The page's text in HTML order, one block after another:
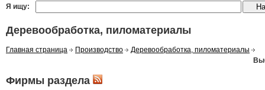
Я ищу:
Деревообработка, пиломатериалы
Главная страница Производство
Деревообработка, пиломатериалы
Фирмы раздела